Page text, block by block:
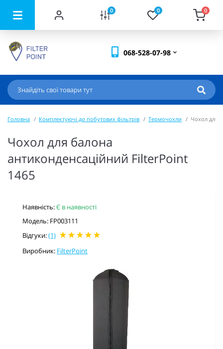
0 0 0
068-528-07-98
Головна Комплектуючі до побутових фільтрів Термочохли Чохол для
Чохол для балона
антиконденсаційний FilterPoint
1465
Наявність:Є в наявності
Модель: FP003111
Відгуки:(1)
Виробник: FilterPoint